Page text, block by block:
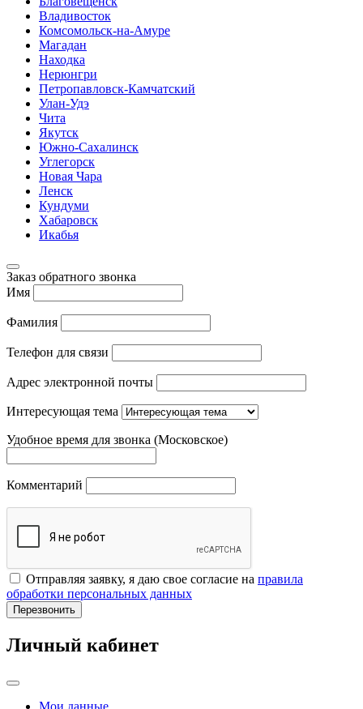
Владивосток
Комсомольск-на-Амуре
Магадан
Находка
Нерюнгри
Петропавловск-Камчатский
Улан-Удэ
Чита
Якутск
Южно-Сахалинск
Углегорск
Новая Чара
Ленск
Кундуми
Хабаровск
Икабья
Заказ обратного звонка
Имя
Фамилия
Телефон для связи
Адрес электронной почты
Интересующая тема
Удобное время для звонка (Московское)
Комментарий
Отправляя заявку, я даю свое согласие на правила
обработки персональных данных
Перезвонить
Личный кабинет